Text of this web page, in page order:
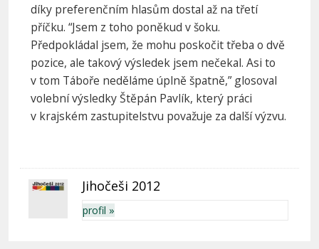
díky preferenčním hlasům dostal až na třetí
příčku. “Jsem z toho poněkud v šoku.
Předpokládal jsem, že mohu poskočit třeba o dvě
pozice, ale takový výsledek jsem nečekal. Asi to
v tom Táboře neděláme úplně špatně,” glosoval
volební výsledky Štěpán Pavlík, který práci
v krajském zastupitelstvu považuje za další výzvu.
Jihočeši 2012
profil »